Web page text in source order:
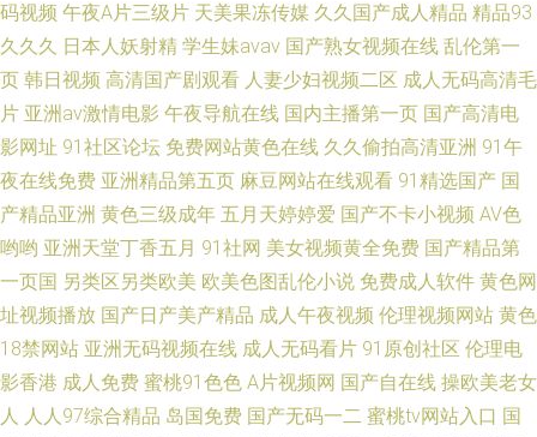
码视频 午夜A片三级片 天美果冻传媒 久久国产成人精品 精品93
久久久 日本人妖射精 学生妹avav 国产熟女视频在线 乱伦第一
页 韩日视频 高清国产剧观看 人妻少妇视频二区 成人无码高清毛
片 亚洲av激情电影 午夜导航在线 国内主播第一页 国产高清电
影网址 91社区论坛 免费网站黄色在线 久久偷拍高清亚洲 91午
夜在线免费 亚洲精品第五页 麻豆网站在线观看 91精选国产 国
产精品亚洲 黄色三级成年 五月天婷婷爱 国产不卡小视频 AV色
哟哟 亚洲天堂丁香五月 91社网 美女视频黄全免费 国产精品第
一页国 另类区另类欧美 欧美色图乱伦小说 免费成人软件 黄色网
址视频播放 国产日产美产精品 成人午夜视频 伦理视频网站 黄色
18禁网站 亚洲无码视频在线 成人无码看片 91原创社区 伦理电
影香港 成人免费 蜜桃91色色 A片视频网 国产自在线 操欧美老女
人 人人97综合精品 岛国免费 国产无码一二 蜜桃tv网站入口 国